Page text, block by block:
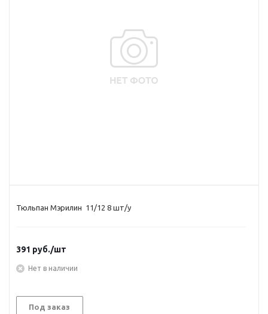
Тюльпан Мэрилин 11/12 8 шт/у
391 руб./шт
Нет в наличии
Под заказ